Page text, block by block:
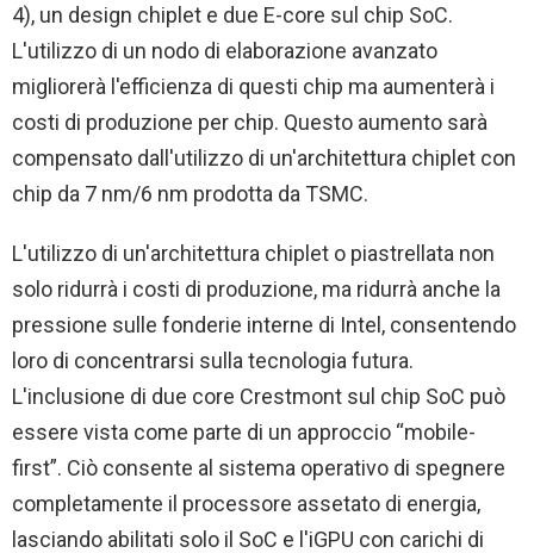
4), un design chiplet e due E-core sul chip SoC.
L'utilizzo di un nodo di elaborazione avanzato
migliorerà l'efficienza di questi chip ma aumenterà i
costi di produzione per chip. Questo aumento sarà
compensato dall'utilizzo di un'architettura chiplet con
chip da 7 nm/6 nm prodotta da TSMC.
L'utilizzo di un'architettura chiplet o piastrellata non
solo ridurrà i costi di produzione, ma ridurrà anche la
pressione sulle fonderie interne di Intel, consentendo
loro di concentrarsi sulla tecnologia futura.
L'inclusione di due core Crestmont sul chip SoC può
essere vista come parte di un approccio “mobile-
first”. Ciò consente al sistema operativo di spegnere
completamente il processore assetato di energia,
lasciando abilitati solo il SoC e l'iGPU con carichi di